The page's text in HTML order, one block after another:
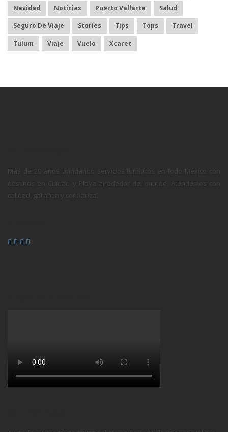
Navidad Noticias Puerto Vallarta Salud
Seguro De Viaje Stories Tips Tops Travel
Tulum Viaje Vuelo Xcaret